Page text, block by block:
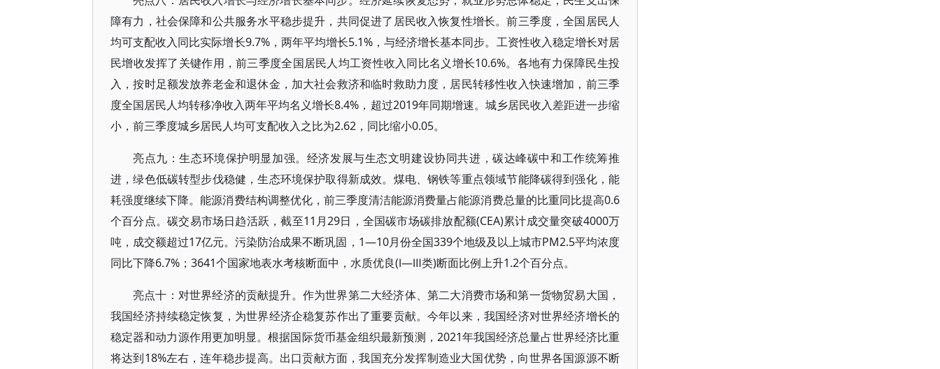
障有力，社会保障和公共服务水平稳步提升，共同促进了居民收入恢复性增长。前三季度，全国居民人
均可支配收入同比实际增长9.7%，两年平均增长5.1%，与经济增长基本同步。工资性收入稳定增长对居
民增收发挥了关键作用，前三季度全国居民人均工资性收入同比名义增长10.6%。各地有力保障民生投
入，按时足额发放养老金和退休金，加大社会救济和临时救助力度，居民转移性收入快速增加，前三季
度全国居民人均转移净收入两年平均名义增长8.4%，超过2019年同期增速。城乡居民收入差距进一步缩
小，前三季度城乡居民人均可支配收入之比为2.62，同比缩小0.05。
亮点九：生态环境保护明显加强。经济发展与生态文明建设协同共进，碳达峰碳中和工作统筹推
进，绿色低碳转型步伐稳健，生态环境保护取得新成效。煤电、钢铁等重点领域节能降碳得到强化，能
耗强度继续下降。能源消费结构调整优化，前三季度清洁能源消费量占能源消费总量的比重同比提高0.6
个百分点。碳交易市场日趋活跃，截至11月29日，全国碳市场碳排放配额(CEA)累计成交量突破4000万
吨，成交额超过17亿元。污染防治成果不断巩固，1—10月份全国339个地级及以上城市PM2.5平均浓度
同比下降6.7%；3641个国家地表水考核断面中，水质优良(Ⅰ—Ⅲ类)断面比例上升1.2个百分点。
亮点十：对世界经济的贡献提升。作为世界第二大经济体、第二大消费市场和第一货物贸易大国，
我国经济持续稳定恢复，为世界经济企稳复苏作出了重要贡献。今年以来，我国经济对世界经济增长的
稳定器和动力源作用更加明显。根据国际货币基金组织最新预测，2021年我国经济总量占世界经济比重
将达到18%左右，连年稳步提高。出口贡献方面，我国充分发挥制造业大国优势，向世界各国源源不断